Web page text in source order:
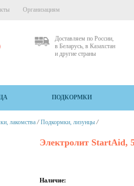
Организациям
Доставляем по России,
в Беларусь, в Казахстан
и другие страны
ПОДКОРМКИ
лакомства / Подкормки, лизунцы /
Электролит StartAid,
Наличие: